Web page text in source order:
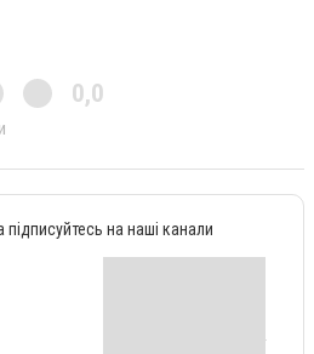
0,0
на наші канали